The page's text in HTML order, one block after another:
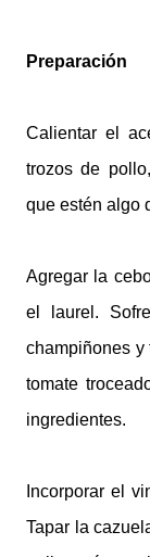
Preparación
Calientar el
trozos de
que estén algo
Agregar la
el laurel.
champiñones y
tomate
ingredientes.
Incorporar el
Tapar la